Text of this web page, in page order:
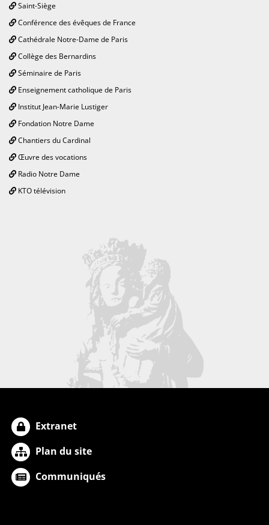
Saint-Siège
Conférence des évêques de France
Cathédrale Notre-Dame de Paris
Collège des Bernardins
Séminaire de Paris
Enseignement catholique de Paris
Institut Jean-Marie Lustiger
Fondation Notre Dame
Chantiers du Cardinal
Œuvre des vocations
Radio Notre Dame
KTO télévision
Extranet
Plan du site
Communiqués